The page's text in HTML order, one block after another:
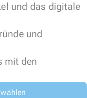
und das digitale
und
mit den